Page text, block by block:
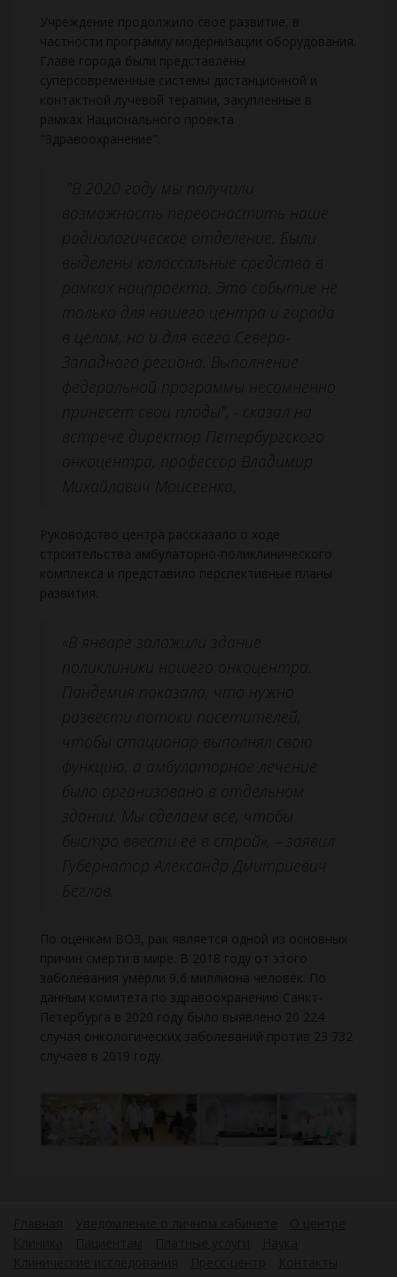
Учреждение продолжило свое развитие, в
частности программу модернизации оборудования.
Главе города были представлены
суперсовременные системы дистанционной и
контактной лучевой терапии, закупленные в
рамках Национального проекта
"Здравоохранение".
"В 2020 году мы получили
возможность переоснастить наше
радиологическое отделение. Были
выделены колоссальные средства в
рамках нацпроекта. Это событие не
только для нашего центра и города
в целом, но и для всего Северо-
Западного региона. Выполнение
федеральной программы несомненно
принесет свои плоды", - сказал на
встрече директор Петербургского
онкоцентра, профессор Владимир
Михайлович Моисеенко.
Руководство центра рассказало о ходе
строительства амбулаторно-поликлинического
комплекса и представило перспективные планы
развития.
«В январе заложили здание
поликлиники нашего онкоцентра.
Пандемия показала, что нужно
развести потоки посетителей,
чтобы стационар выполнял свою
функцию, а амбулаторное лечение
было организовано в отдельном
здании. Мы сделаем все, чтобы
быстро ввести её в строй», – заявил
Губернатор Александр Дмитриевич
Беглов.
По оценкам ВОЗ, рак является одной из основных
причин смерти в мире. В 2018 году от этого
заболевания умерли 9,6 миллиона человек. По
данным комитета по здравоохранению Санкт-
Петербурга в 2020 году было выявлено 20 224
случая онкологических заболеваний против 23 732
случаев в 2019 году.